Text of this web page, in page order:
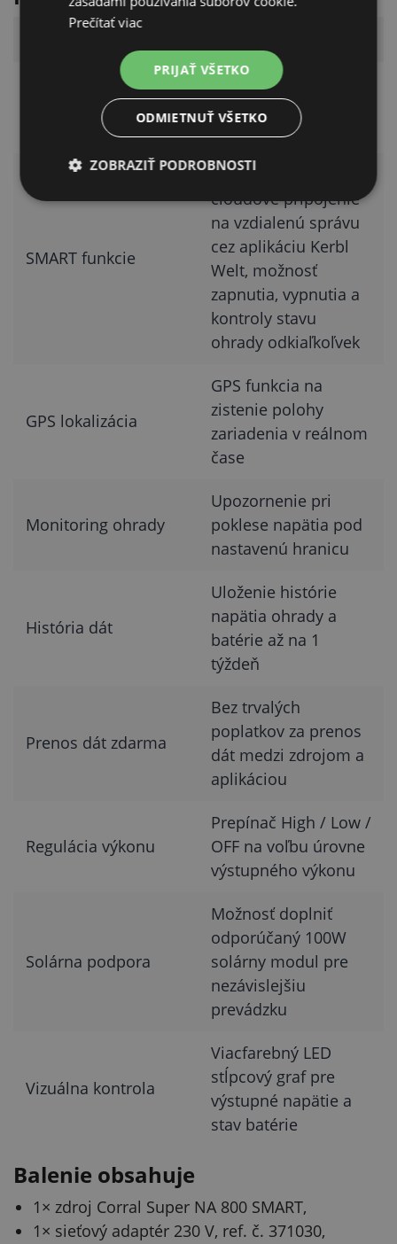
DUO napájanie
Voľba medzi sieťou
230 V alebo 12 V
batériou
SMART funkcie
Integrované
cloudové pripojenie
na vzdialenú správu
cez aplikáciu Kerbl
Welt, možnosť
zapnutia, vypnutia a
kontroly stavu
ohrady odkiaľkoľvek
GPS lokalizácia
GPS funkcia na
zistenie polohy
zariadenia v reálnom
čase
Monitoring ohrady
Upozornenie pri
poklese napätia pod
nastavenú hranicu
História dát
Uloženie histórie
napätia ohrady a
batérie až na 1
týždeň
Prenos dát zdarma
Bez trvalých
poplatkov za prenos
dát medzi zdrojom a
aplikáciou
Regulácia výkonu
Prepínač High / Low /
OFF na voľbu úrovne
výstupného výkonu
Solárna podpora
Možnosť doplniť
odporúčaný 100W
solárny modul pre
nezávislejšiu
prevádzku
Vizuálna kontrola
Viacfarebný LED
stĺpcový graf pre
výstupné napätie a
stav batérie
Balenie obsahuje
1× zdroj Corral Super NA 800 SMART,
1× sieťový adaptér 230 V, ref. č. 371030,
Prečítať viac
PRIJAŤ VŠETKO
ODMIETNUŤ VŠETKO
ZOBRAZIŤ PODROBNOSTI